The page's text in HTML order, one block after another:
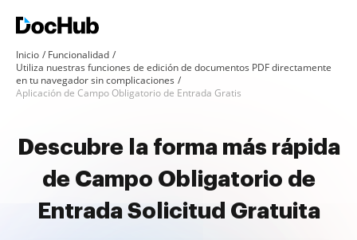
Inicio
Funcionalidad
Utiliza nuestras funciones de edición de documentos PDF directamente
en tu navegador sin complicaciones
Aplicación de Campo Obligatorio de Entrada Gratis
Descubre la forma más rápida
de Campo Obligatorio de
Entrada Solicitud Gratuita